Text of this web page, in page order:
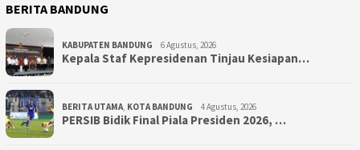
BERITA BANDUNG
KABUPATEN BANDUNG 6 Agustus, 2026
Kepala Staf Kepresidenan Tinjau Kesiapan…
BERITA UTAMA, KOTA BANDUNG 4 Agustus, 2026
PERSIB Bidik Final Piala Presiden 2026, …